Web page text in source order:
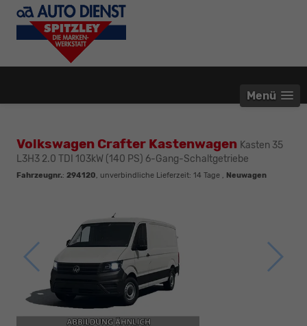
Menü
Volkswagen Crafter Kastenwagen Kasten 35
L3H3 2.0 TDI 103kW (140 PS) 6-Gang-Schaltgetriebe
Fahrzeugnr.: 294120, unverbindliche Lieferzeit: 14 Tage , Neuwagen